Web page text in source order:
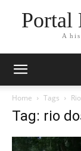
Portal
A
Home Tags
Tag: rio